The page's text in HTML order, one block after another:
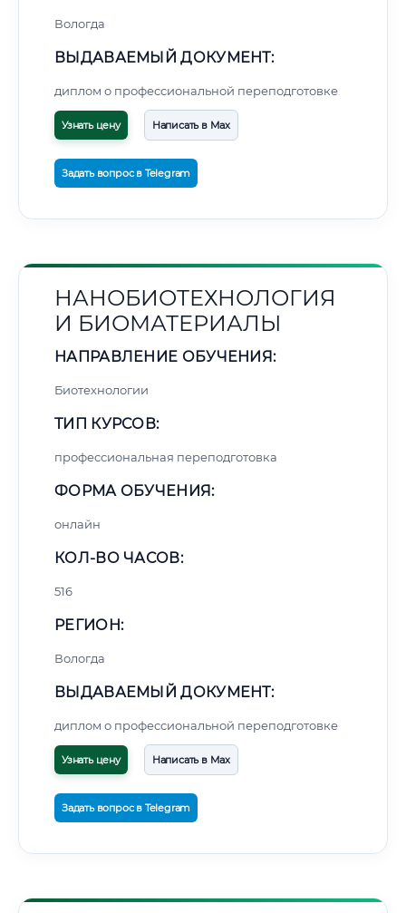
Вологда
ВЫДАВАЕМЫЙ ДОКУМЕНТ:
диплом о профессиональной переподготовке
Узнать цену Написать в Max
Задать вопрос в Telegram
НАНОБИОТЕХНОЛОГИЯ
И БИОМАТЕРИАЛЫ
НАПРАВЛЕНИЕ ОБУЧЕНИЯ:
Биотехнологии
ТИП КУРСОВ:
профессиональная переподготовка
ФОРМА ОБУЧЕНИЯ:
онлайн
КОЛ-ВО ЧАСОВ:
516
РЕГИОН:
Вологда
ВЫДАВАЕМЫЙ ДОКУМЕНТ:
диплом о профессиональной переподготовке
Узнать цену Написать в Max
Задать вопрос в Telegram